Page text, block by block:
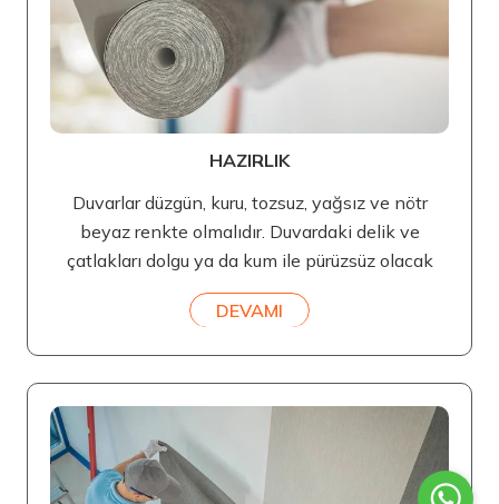
HAZIRLIK
Duvarlar düzgün, kuru, tozsuz, yağsız ve nötr
beyaz renkte olmalıdır. Duvardaki delik ve
çatlakları dolgu ya da kum ile pürüzsüz olacak
DEVAMI